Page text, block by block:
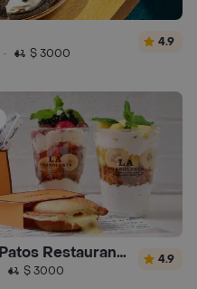
· $ 3000
4.9
Al Agua Patos Restaurante - Turbo
$ 3000
4.9